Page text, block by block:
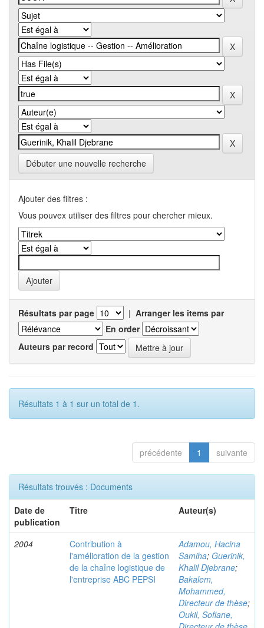
Débuter une nouvelle recherche
Ajouter des filtres :
Vous pouvex utiliser des filtres pour chercher mieux.
Résultats par page | Arranger les items par
En order
Auteurs par record
Résultats 1 à 1 sur un total de 1.
précédente 1 suivante
Résultats trouvés : Documents
Date de
publication
Titre Auteur(s)
2004
Contribution à
l'amélioration de la gestion
de la chaîne logistique de
l'entreprise ABC PEPSI
Adamou, Hacina
Samiha; Guerinik,
Khalil Djebrane;
Bakalem,
Mohammed,
Directeur de thèse;
Oukil, Sofiane,